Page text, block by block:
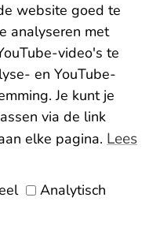
website goed te
analyseren met
video's te
en YouTube-
Je kunt je
via de link
elke pagina. Lees
Analytisch